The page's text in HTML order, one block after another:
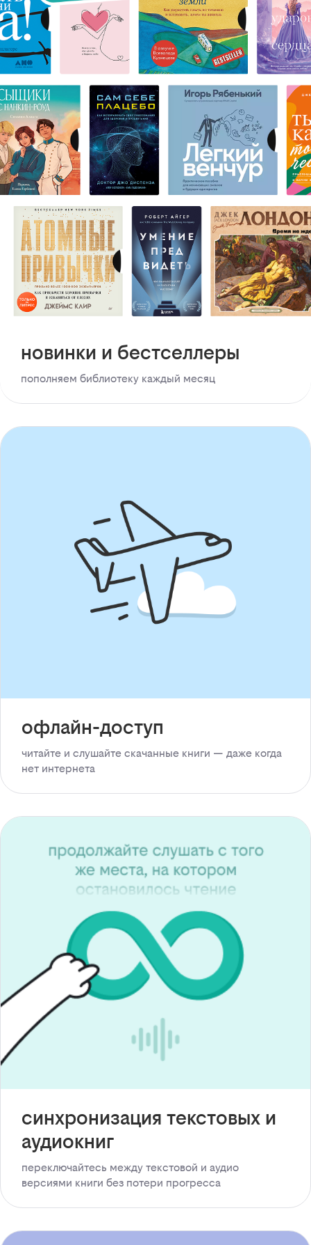
новинки и бестселлеры
пополняем библиотеку каждый месяц
офлайн-доступ
читайте и слушайте скачанные книги — даже когда
нет интернета
синхронизация текстовых и
аудиокниг
переключайтесь между текстовой и аудио
версиями книги без потери прогресса